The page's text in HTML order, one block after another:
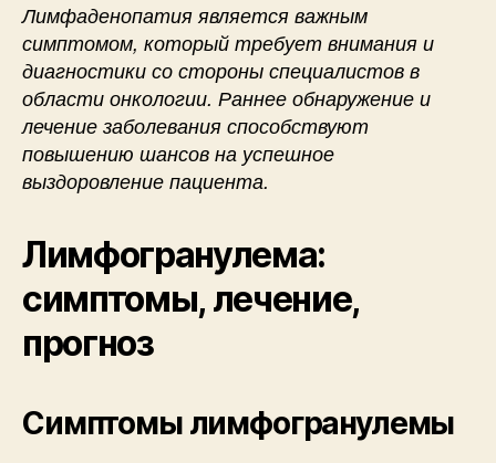
Лимфаденопатия является важным
симптомом, который требует внимания и
диагностики со стороны специалистов в
области онкологии. Раннее обнаружение и
лечение заболевания способствуют
повышению шансов на успешное
выздоровление пациента.
Лимфогранулема:
симптомы, лечение,
прогноз
Симптомы лимфогранулемы